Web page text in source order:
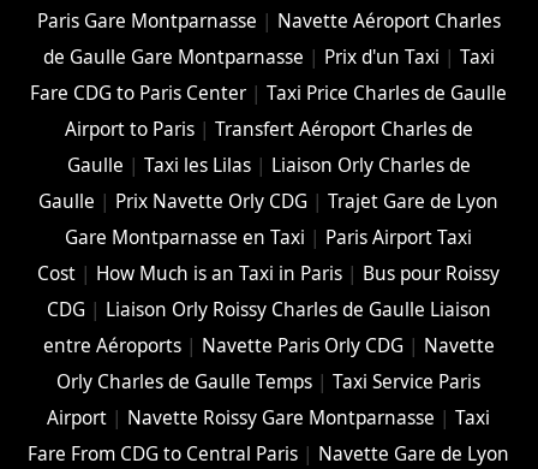
Paris Gare Montparnasse | Navette Aéroport Charles
de Gaulle Gare Montparnasse | Prix d'un Taxi | Taxi
Fare CDG to Paris Center |Taxi Price Charles de Gaulle
Airport to Paris| Transfert Aéroport Charles de
Gaulle | Taxi les Lilas| Liaison Orly Charles de
Gaulle | Prix Navette Orly CDG |Trajet Gare de Lyon
Gare Montparnasse en Taxi | Paris Airport Taxi
Cost | How Much is an Taxi in Paris | Bus pour Roissy
CDG | Liaison Orly Roissy Charles de Gaulle Liaison
entre Aéroports| Navette Paris Orly CDG | Navette
Orly Charles de Gaulle Temps |Taxi Service Paris
Airport | Navette Roissy Gare Montparnasse |Taxi
Fare From CDG to Central Paris | Navette Gare de Lyon